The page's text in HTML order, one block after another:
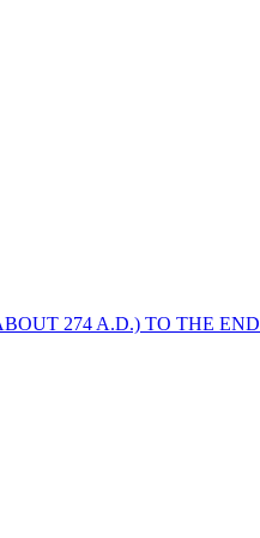
274 A.D.) TO THE